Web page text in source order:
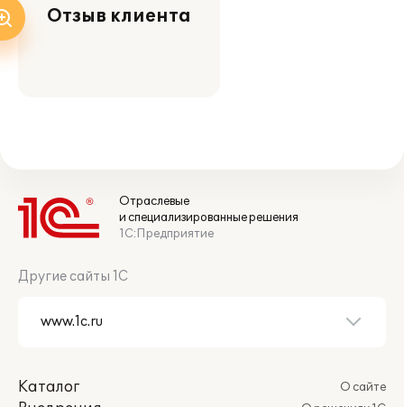
Отзыв клиента
Отраслевые
и специализированные решения
1С:Предприятие
Другие сайты 1С
Каталог
О сайте